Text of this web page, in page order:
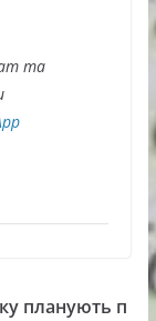
та
планують п